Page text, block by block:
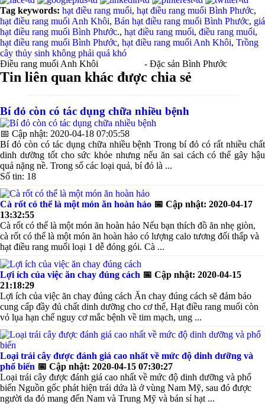
Tag keywords: hạt điều rang muối, hạt điều rang muối Bình Phước,
hạt điều rang muối Anh Khôi, Bán hạt điều rang muối Bình Phước, giá
hạt điều rang muối Bình Phước., hạt điều rang muối, điều rang muối,
hạt điều rang muối Bình Phước, hạt điều rang muối Anh Khôi, Trồng
cây thủy sinh không phải quá khó
Điều rang muối Anh Khôi
- Đặc sản Bình Phước
Tin liên quan khác được chia sẻ
Bí đỏ còn có tác dụng chữa nhiều bệnh
📅 Cập nhật: 2020-04-18 07:05:58
Bí đỏ còn có tác dụng chữa nhiều bệnh Trong bí đỏ có rất nhiều chất
dinh dưỡng tốt cho sức khỏe nhưng nếu ăn sai cách có thể gây hậu
quả nặng nề. Trong số các loại quả, bí đỏ là ...
Số tin: 18
Cà rốt có thể là một món ăn hoàn hảo 📅 Cập nhật: 2020-04-17
13:32:55
Cà rốt có thể là một món ăn hoàn hảo Nếu bạn thích đồ ăn nhẹ giòn,
cà rốt có thể là một món ăn hoàn hảo có lượng calo tương đối thấp và
hạt điều rang muối loại 1 dễ đóng gói. Cà ...
Lợi ích của việc ăn chay đúng cách 📅 Cập nhật: 2020-04-15
21:18:29
Lợi ích của việc ăn chay đúng cách Ăn chay đúng cách sẽ đảm bảo
cung cấp đầy đủ chất dinh dưỡng cho cơ thể, Hạt điều rang muối còn
vỏ lụa hạn chế nguy cơ mắc bệnh về tim mạch, ung ...
Loại trái cây được đánh giá cao nhất về mức độ dinh dưỡng và
phổ biến 📅 Cập nhật: 2020-04-15 07:30:27
Loại trái cây được đánh giá cao nhất về mức độ dinh dưỡng và phổ
biến Nguồn gốc phát hiện trái dứa là ở vùng Nam Mỹ, sau đó được
người da đỏ mang đến Nam và Trung Mỹ và bán sỉ hạt ...